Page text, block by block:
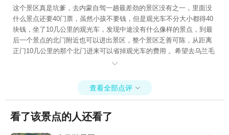
这个景区真是坑爹，去内蒙自驾一趟最差劲的景区没有之一，里面没
什么景点还要40门票，虽然小孩不要钱，但是观光车不分大小都得40
块钱，坐了10几公里的观光车，发现中途没有什么像样的景点，到最
后一个景点的北门附近也可以进出景区，整个景区乏善可陈，从距离
正门10几公里的那个北门进来可以省掉观光车的费用 。希望去乌兰毛
都的朋友不要再踏坑了，自驾的朋友不要从景区正门进

查看全部点评 
看了该景点的人还看了